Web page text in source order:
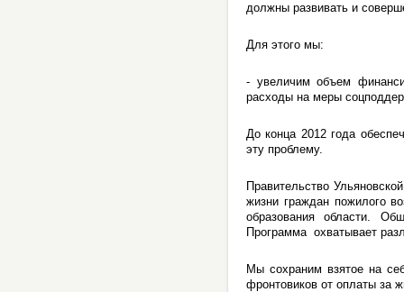
должны развивать и
Для этого мы:
- увеличим объем
расходы на меры
До конца 2012 года
эту проблему.
Правительство
жизни граждан пожилого
образования области.
Программа охватывает
Мы сохраним взятое на
фронтовиков от оплаты за